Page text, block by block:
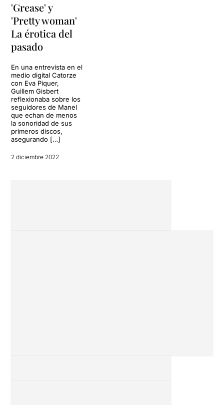
'Grease' y
'Pretty woman'
La érotica del
pasado
En una entrevista en el
medio digital Catorze
con Eva Piquer,
Guillem Gisbert
reflexionaba sobre los
seguidores de Manel
que echan de menos
la sonoridad de sus
primeros discos,
asegurando […]
2 diciembre 2022